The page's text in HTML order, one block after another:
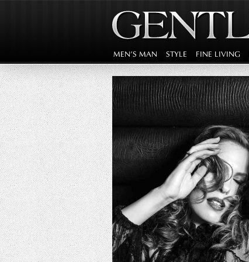
MEN'S MAN STYLE FINE LIVING